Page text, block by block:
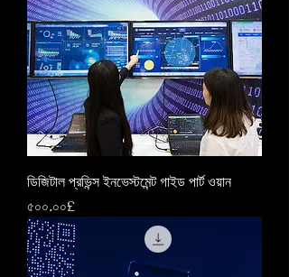
ডিজিটাল প্রভিন্স ইনভেস্টমেন্ট গাইড পার্ট ওয়ান
Price
৫০০.০০£